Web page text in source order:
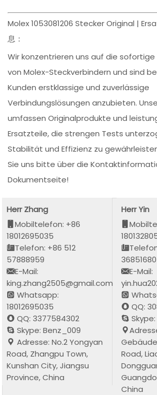
Molex 1053081206 Stecker Original |
息：
Wir konzentrieren uns auf die
von Molex-Steckverbindern und sind
Kunden erstklassige und zuverlässige
Verbindungslösungen anzubieten.
umfassen Originalprodukte und
Ersatzteile, die strengen Tests
Stabilität und Effizienz zu
Sie uns bitte über die
Dokumentseite!
Herr Zhang
Mobiltelefon: +86
18012695035
Telefon: +86 512
57888959
E-Mail:
king.zhang2505@gmail.com
Whatsapp:
18012695035
QQ: 3377584302
Skype: Benz_009
Adresse: No.2 Yongyan
Road, Zhangpu Town,
Kunshan City, Jiangsu
Province, China
Herr Yin
36851680
E-Mail:
QQ:
Gebäude
Road,
China